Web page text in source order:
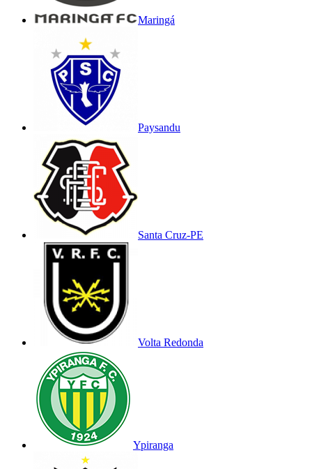
Maringá
Paysandu
Santa Cruz-PE
Volta Redonda
Ypiranga